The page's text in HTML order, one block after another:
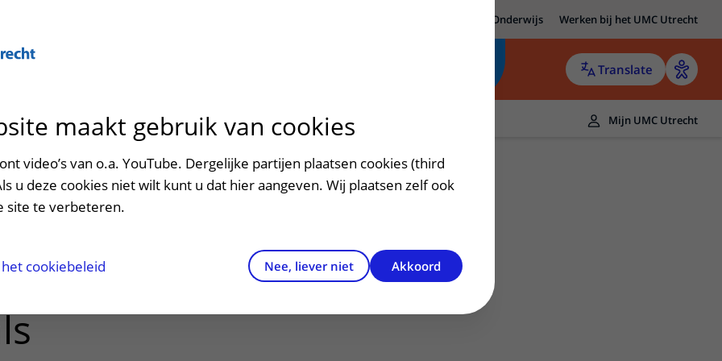
Onderwijs Werken bij het UMC Utrecht
Translate
patiëntportaal
het ziekenhuis
en voorzieningen
en veiligheid
Contact en route
Contactgegevens
Verwijzers
Teleconsult aanvragen
Zorgverlenersportaal
Mijn UMC Utrecht
Circular
– Call voor
Cooker and
maakt gebruik van cookies
video’s van o.a. YouTube. Dergelijke partijen plaatsen cookies (third
u deze cookies niet wilt kunt u dat hier aangeven. Wij plaatsen zelf ook
site te verbeteren.
cookiebeleid Nee, liever niet Akkoord